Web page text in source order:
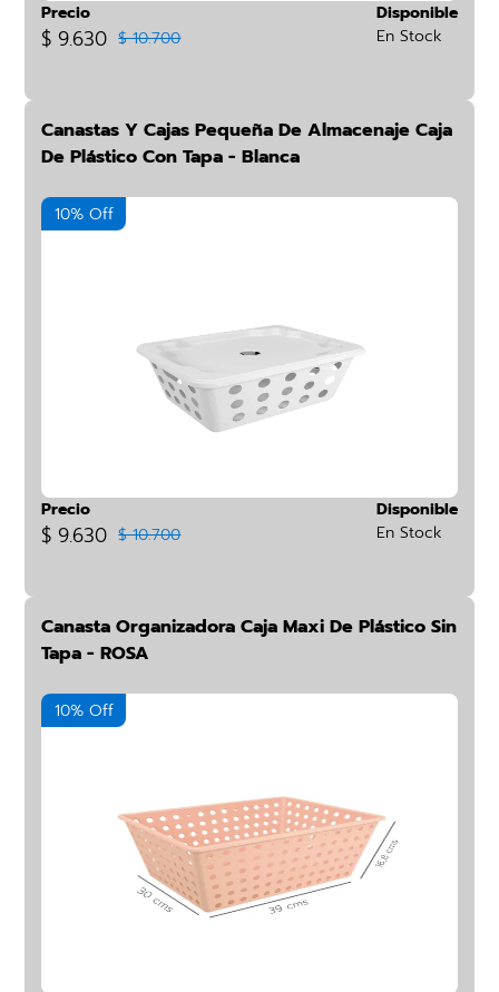
Precio
$ 9.630 $ 10.700
Disponible
En Stock
Canastas Y Cajas Pequeña De Almacenaje Caja
De Plástico Con Tapa - Blanca
10% Off
Precio
$ 9.630 $ 10.700
Disponible
En Stock
Canasta Organizadora Caja Maxi De Plástico Sin
Tapa - ROSA
10% Off